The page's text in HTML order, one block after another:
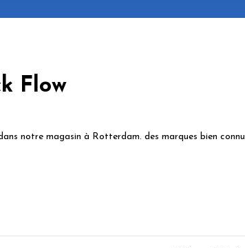
Flow
notre magasin à Rotterdam. des marques bien